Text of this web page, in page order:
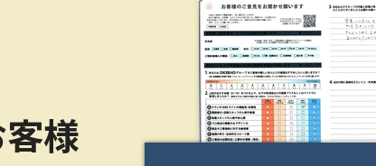
様